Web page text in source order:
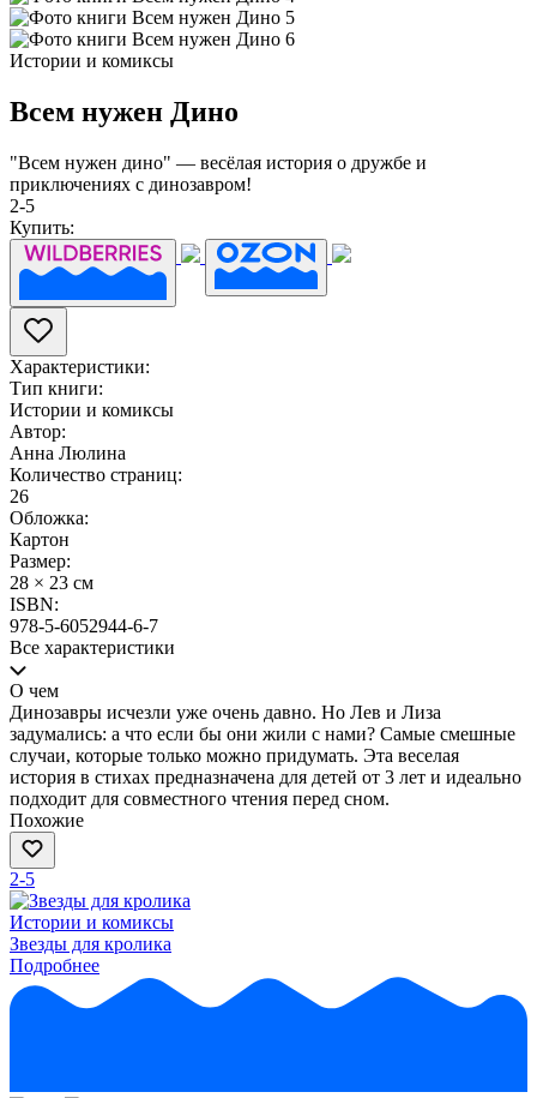
Истории и комиксы
Всем нужен Дино
"Всем нужен дино" — весёлая история о дружбе и
приключениях с динозавром!
2-5
Купить:
Характеристики:
Тип книги:
Истории и комиксы
Автор:
Анна Люлина
Количество страниц:
26
Обложка:
Картон
Размер:
28 × 23 см
ISBN:
978-5-6052944-6-7
Все характеристики
О чем
Динозавры исчезли уже очень давно. Но Лев и Лиза
задумались: а что если бы они жили с нами? Самые смешные
случаи, которые только можно придумать. Эта веселая
история в стихах предназначена для детей от 3 лет и идеально
подходит для совместного чтения перед сном.
Похожие
2-5
Истории и комиксы
Звезды для кролика
Подробнее